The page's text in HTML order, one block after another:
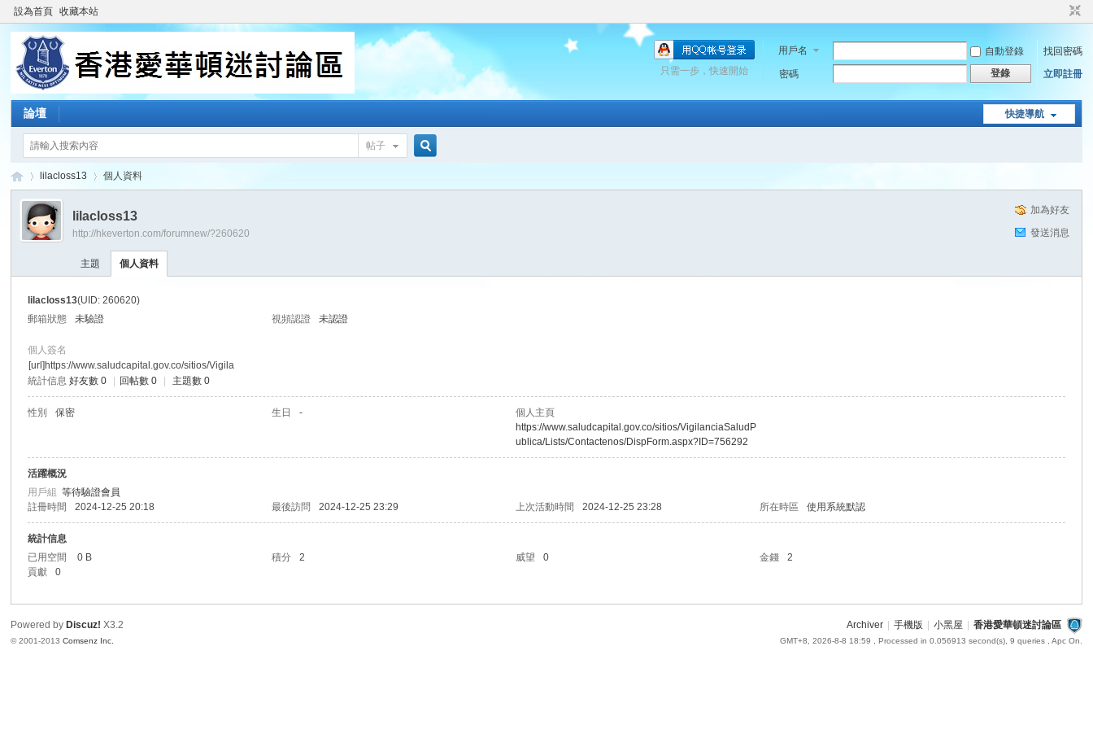
設為首頁 收藏本站
用戶名 自動登錄
找回密碼
密碼
登錄 立即註冊
只需一步，快速開始
快捷導航
論壇
帖子
›
lilacloss13 個人資料
加為好友
發送消息
lilacloss13
http://hkeverton.com/forumnew/?260620
主題 個人資料
lilacloss13(UID: 260620)
郵箱狀態
未驗證 視頻認證 未認證
個人簽名
[url]https://www.saludcapital.gov.co/sitios/Vigila
統計信息 好友數 0 回帖數 0 主題數 0
性別 保密 生日 -
個人主頁
https://www.saludcapital.gov.co/sitios/VigilanciaSaludP
ublica/Lists/Contactenos/DispForm.aspx?ID=756292
活躍概況
用戶組等待驗證會員
註冊時間
2024-12-25 20:18 最後訪問 2024-12-25 23:29 上次活動時間 2024-12-25 23:28 所在時區 使用系統默認
統計信息
已用空間
0 B 積分 2 威望 0 金錢
2
貢獻
0
Archiver 手機版 小黑屋 香港愛華頓迷討論區
GMT+8, 2026-8-8 18:59 , Processed in 0.056913 second(s), 9 queries , Apc On.
Powered by Discuz! X3.2
© 2001-2013Comsenz Inc.